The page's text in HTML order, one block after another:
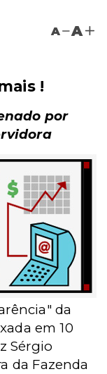
A A
!
por
da
em 10
Sérgio
da Fazenda